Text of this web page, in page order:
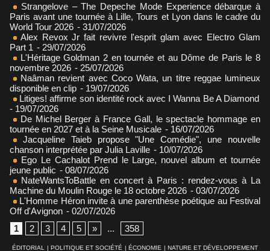
Strangelove – The Depeche Mode Experience débarque à
Paris avant une tournée à Lille, Tours et Lyon dans le cadre du
World Tour 2026 - 31/07/2026
Alex Revox Jr fait revivre l'esprit glam avec Electro Glam
Part 1 - 29/07/2026
L'Héritage Goldman 2 en tournée et au Dôme de Paris le 8
novembre 2026 - 25/07/2026
Naâman revient avec Coco Wata, un titre reggae lumineux
disponible en clip - 19/07/2026
Litiges! affirme son identité rock avec I Wanna Be A Diamond
- 19/07/2026
De Michel Berger à France Gall, le spectacle hommage en
tournée en 2027 et à la Seine Musicale - 16/07/2026
Jacqueline Taieb propose "Une Comédie", une nouvelle
chanson interprétée par Julia Laville - 10/07/2026
Ego Le Cachalot Prend le Large, nouvel album et tournée
jeune public - 08/07/2026
NateWantsToBattle en concert à Paris : rendez-vous à La
Machine du Moulin Rouge le 18 octobre 2026 - 03/07/2026
L'Homme Héron invite à une parenthèse poétique au Festival
Off d'Avignon - 02/07/2026
1
2 3 4 5 » ... 358
ÉDITORIAL | POLITIQUE ET SOCIÉTÉ | ÉCONOMIE | NATURE ET DÉVELOPPEMENT